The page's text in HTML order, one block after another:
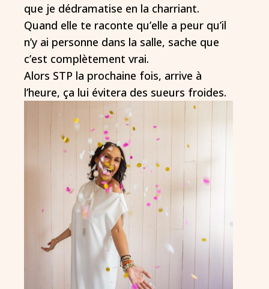
que je dédramatise en la charriant.
Quand elle te raconte qu’elle a peur qu’il
n’y ai personne dans la salle, sache que
c’est complètement vrai.
Alors STP la prochaine fois, arrive à
l’heure, ça lui évitera des sueurs froides.